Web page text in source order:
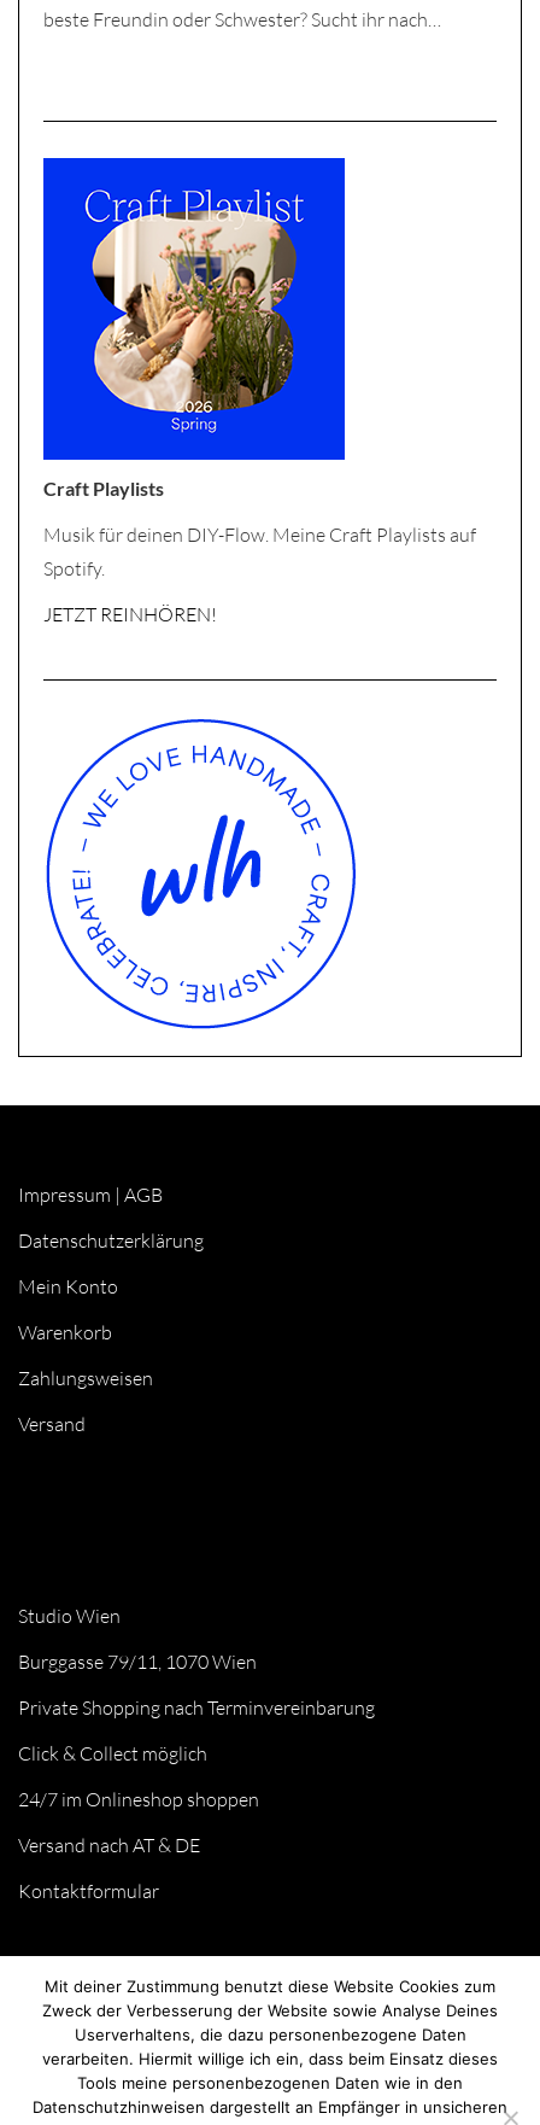
beste Freundin oder Schwester? Sucht ihr nach…
Craft Playlists
Musik für deinen DIY-Flow. Meine Craft Playlists auf
Spotify.
JETZT REINHÖREN!
Impressum | AGB
Datenschutzerklärung
Mein Konto
Warenkorb
Zahlungsweisen
Versand
Studio Wien
Burggasse 79/11, 1070 Wien
Private Shopping nach Terminvereinbarung
Click & Collect möglich
24/7 im Onlineshop shoppen
Versand nach AT & DE
Kontaktformular
Mit deiner Zustimmung benutzt diese Website Cookies zum
Zweck der Verbesserung der Website sowie Analyse Deines
Userverhaltens, die dazu personenbezogene Daten
verarbeiten. Hiermit willige ich ein, dass beim Einsatz dieses
Tools meine personenbezogenen Daten wie in den
Datenschutzhinweisen dargestellt an Empfänger in unsicheren